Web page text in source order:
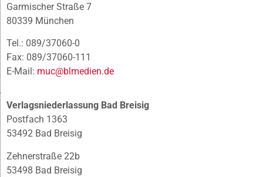
Garmischer Straße 7
80339 München
Tel.: 089/37060-0
Fax: 089/37060-111
E-Mail: muc@blmedien.de
Verlagsniederlassung Bad Breisig
Postfach 1363
53492 Bad Breisig
Zehnerstraße 22b
53498 Bad Breisig